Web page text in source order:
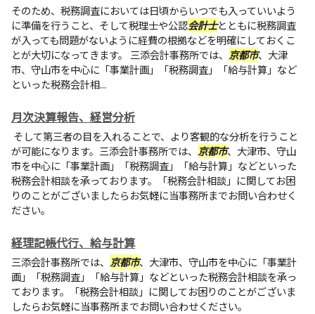
そのため、税務調査においては日頃からいつでも入っていいよう
に準備を行うこと、そして税理士や公認会計士とともに税務調査
が入っても問題がないように経費の根拠などを明確にしておくこ
とが大切になってきます。 三添会計事務所では、 京都市、大津
市、守山市を中心に「事業計画」「税務調査」「給与計算」など
といった税務会計相...
月次決算報告、経営分析
そして第三者の目を入れることで、より客観的な分析を行うこと
が可能になります。 三添会計事務所では、 京都市、大津市、守山
市を中心に「事業計画」「税務調査」「給与計算」などといった
税務会計相談を承っております。「税務会計相談」に関してお困
りのことがございましたらお気軽に当事務所までお問い合わせく
ださい。
経理記帳代行、給与計算
三添会計事務所では、 京都市、大津市、守山市を中心に「事業計
画」「税務調査」「給与計算」などといった税務会計相談を承っ
ております。「税務会計相談」に関してお困りのことがございま
したらお気軽に当事務所までお問い合わせください。